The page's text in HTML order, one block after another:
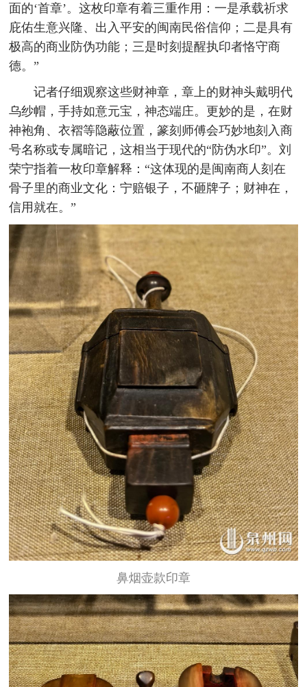
面的‘首章’。这枚印章有着三重作用：一是承载祈求
庇佑生意兴隆、出入平安的闽南民俗信仰；二是具有
极高的商业防伪功能；三是时刻提醒执印者恪守商
德。”
记者仔细观察这些财神章，章上的财神头戴明代
乌纱帽，手持如意元宝，神态端庄。更妙的是，在财
神袍角、衣褶等隐蔽位置，篆刻师傅会巧妙地刻入商
号名称或专属暗记，这相当于现代的“防伪水印”。刘
荣宁指着一枚印章解释：“这体现的是闽南商人刻在
骨子里的商业文化：宁赔银子，不砸牌子；财神在，
信用就在。”
鼻烟壶款印章